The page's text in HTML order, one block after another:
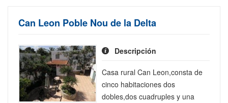
Can Leon Poble Nou de la Delta
Descripción
Casa rural Can Leon,consta de
cinco habitaciones dos
dobles,dos cuadruples y una